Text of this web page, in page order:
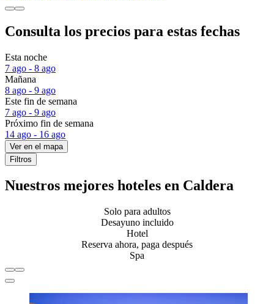
Consulta los precios para estas fechas
Esta noche
7 ago - 8 ago
Mañana
8 ago - 9 ago
Este fin de semana
7 ago - 9 ago
Próximo fin de semana
14 ago - 16 ago
Ver en el mapa
Filtros
Nuestros mejores hoteles en Caldera
Solo para adultos
Desayuno incluido
Hotel
Reserva ahora, paga después
Spa